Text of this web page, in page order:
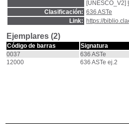
[UNESCO_V2]
Clasificación: 636 ASTe
Link:
https://
Ejemplares (2)
Código de barras
Signatura
0037
636 ASTe
12000
636 ASTe ej.2